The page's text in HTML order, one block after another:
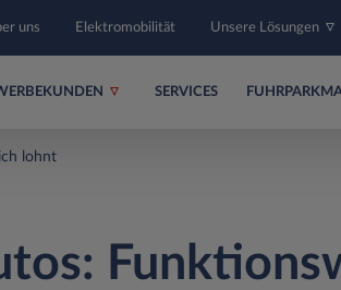
uns Elektromobilität Unsere Lösungen
SERVICES
lohnt